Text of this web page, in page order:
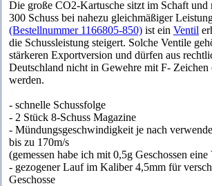
Die große CO2-Kartusche sitzt im Schaft und
300 Schuss bei nahezu gleichmäßiger
(Bestellnummer 1166805-850) ist ein Ventil
die Schussleistung steigert. Solche Ventile
stärkeren Exportversion und dürfen aus
Deutschland nicht in Gewehre mit F- Zeichen
werden.
- schnelle Schussfolge
- 2 Stück 8-Schuss Magazine
- Mündungsgeschwindigkeit je nach
bis zu 170m/s
(gemessen habe ich mit 0,5g Geschossen
- gezogener Lauf im Kaliber 4,5mm für
Geschosse